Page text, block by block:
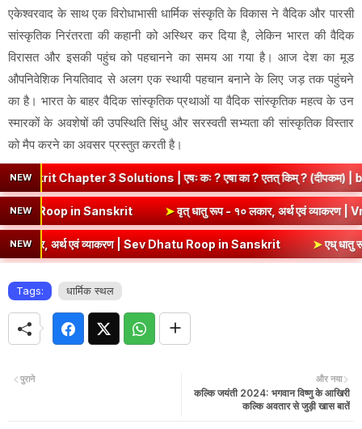
एकेश्वरवाद के साथ एक विरोधाभासी धार्मिक संस्कृति के विकास ने वैदिक और पारसी
सांस्कृतिक निरंतरता की कहानी को अस्थिर कर दिया है, लेकिन भारत की वैदिक
विरासत और इसकी पहुंच को पहचानने का समय आ गया है। आज देश का मूड
औपनिवेशिक नियतिवाद से अलग एक स्थायी पहचान बनाने के लिए जड़ तक पहुंचने
का है। भारत के बाहर वैदिक सांस्कृतिक प्रथाओं या वैदिक सांस्कृतिक महत्व के उन
स्मारकों के अवशेषों की उपस्थिति सिंधु और सरस्वती सभ्यता की सांस्कृतिक विस्तार
को मैप करने का अवसर प्रस्तुत करती है।
NEW 3 Solutions | एषः कः ? एषा का ? एतत् किम् ? (दीपकम) |
NEW | Kri Dhatu Roop in Sanskrit ➤वृत् धातु रूप - १० लकार, अर्थ
NEW
अर्थ एवं व्याकरण | Sev Dhatu Roop in Sanskrit ➤एध् धातु रूप - १०
Tags: धार्मिक स्थल
और नया
कल्कि जयंती 2024: भगवान विष्णु के आखिरी
कल्कि अवतार से जुड़ी खास बातें
पुराने